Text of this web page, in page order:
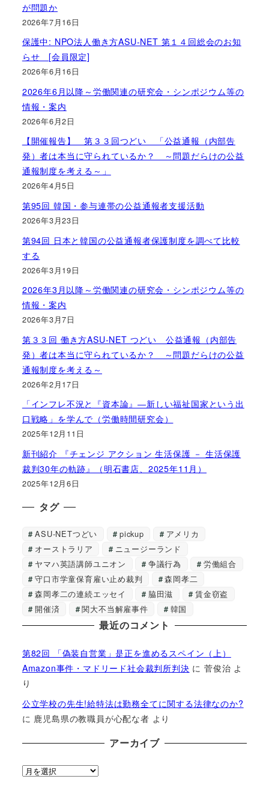
が問題か
2026年7月16日
保護中: NPO法人働き方ASU-NET 第１４回総会のお知
らせ [会員限定]
2026年6月16日
2026年6月以降～労働関連の研究会・シンポジウム等の
情報・案内
2026年6月2日
【開催報告】 第３３回つどい 「公益通報（内部告
発）者は本当に守られているか？ ～問題だらけの公益
通報制度を考える～」
2026年4月5日
第95回 韓国・参与連帯の公益通報者支援活動
2026年3月23日
第94回 日本と韓国の公益通報者保護制度を調べて比較
する
2026年3月19日
2026年3月以降～労働関連の研究会・シンポジウム等の
情報・案内
2026年3月7日
第３３回 働き方ASU-NET つどい 公益通報（内部告
発）者は本当に守られているか？ ～問題だらけの公益
通報制度を考える～
2026年2月17日
「インフレ不況と『資本論』―新しい福祉国家という出
口戦略」を学んで（労働時間研究会）
2025年12月11日
新刊紹介 『チェンジ アクション 生活保護 － 生活保護
裁判30年の軌跡』（明石書店、2025年11月）
2025年12月6日
タグ
ASU-NETつどい pickup
アメリカ
オーストラリア
ニュージーランド
ヤマハ英語講師ユニオン
争議行為
労働組合
守口市学童保育雇い止め裁判
森岡孝二
森岡孝二の連続エッセイ
脇田滋
賃金窃盗
開催済
関大不当解雇事件 韓国
最近のコメント
第82回 「偽装自営業」是正を進めるスペイン（上）
Amazon事件・マドリード社会裁判所判決 に菅俊治 よ
り
公立学校の先生!給特法は勤務全てに関する法律なのか?
に 鹿児島県の教職員が心配な者 より
アーカイブ
ア